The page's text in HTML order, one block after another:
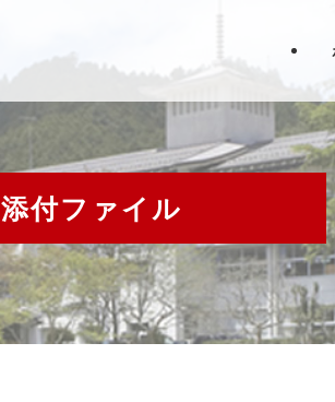
添付ファイル